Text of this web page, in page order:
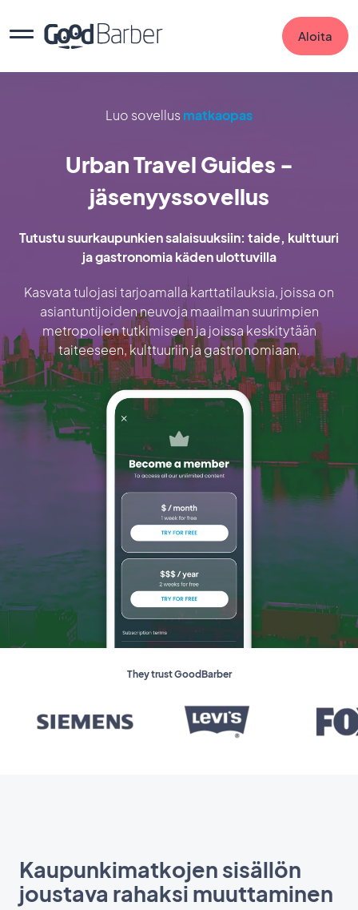
Aloita
Luo sovellus matkaopas
Urban Travel Guides -
jäsenyyssovellus
Tutustu suurkaupunkien salaisuuksiin: taide, kulttuuri
ja gastronomia käden ulottuvilla
Kasvata tulojasi tarjoamalla karttatilauksia, joissa on
asiantuntijoiden neuvoja maailman suurimpien
metropolien tutkimiseen ja joissa keskitytään
taiteeseen, kulttuuriin ja gastronomiaan.
They trust GoodBarber
Kaupunkimatkojen sisällön
joustava rahaksi muuttaminen